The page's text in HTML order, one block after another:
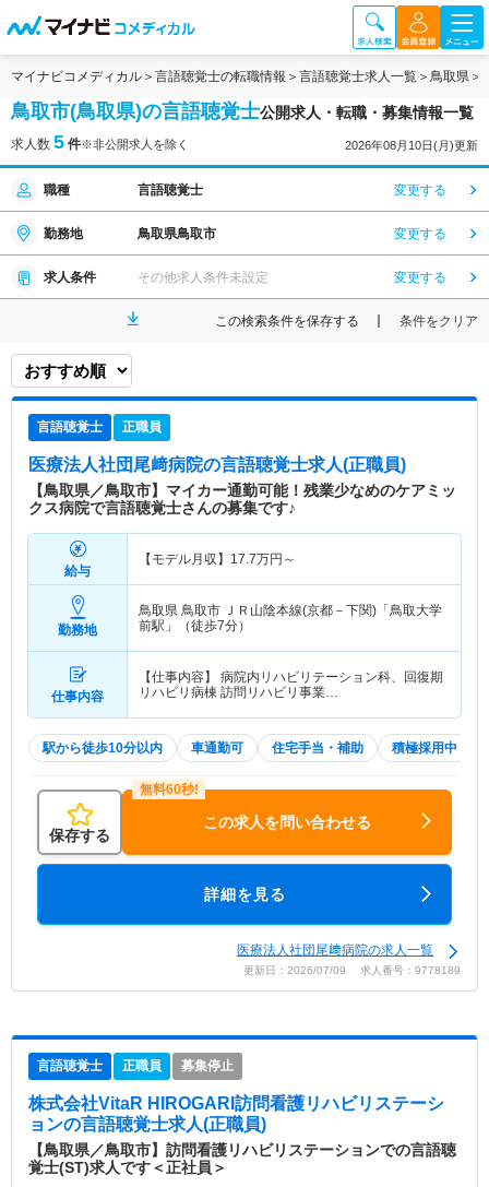
マイナビコメディカル 言語聴覚士の転職情報 言語聴覚士求人一覧 鳥取県
鳥取市(鳥取県)の言語聴覚士公開求人・転職・募集情報一覧
求人数 5 件※非公開求人を除く 2026年08月10日(月)更新
職種 言語聴覚士 変更する
勤務地 鳥取県鳥取市 変更する
求人条件 その他求人条件未設定 変更する
この検索条件を保存する 条件をクリア
言語聴覚士 正職員
医療法人社団尾﨑病院の言語聴覚士求人(正職員)
【鳥取県／鳥取市】マイカー通勤可能！残業少なめのケアミッ
クス病院で言語聴覚士さんの募集です♪
給与
【モデル月収】 17.7万円～
勤務地
鳥取県 鳥取市 ＪＲ山陰本線(京都－下関)「鳥取大学
前駅」（徒歩7分）
仕事内容
【仕事内容】 病院内リハビリテーション科、回復期
リハビリ病棟 訪問リハビリ事業…
駅から徒歩10分以内 車通勤可 住宅手当・補助 積極採用中
保存する
この求人を問い合わせる
詳細を見る
医療法人社団尾﨑病院の求人一覧
更新日：2026/07/09 求人番号：9778189
言語聴覚士 正職員 募集停止
株式会社VitaR HIROGARI訪問看護リハビリステーシ
ョンの言語聴覚士求人(正職員)
【鳥取県／鳥取市】訪問看護リハビリステーションでの言語聴
覚士(ST)求人です＜正社員＞